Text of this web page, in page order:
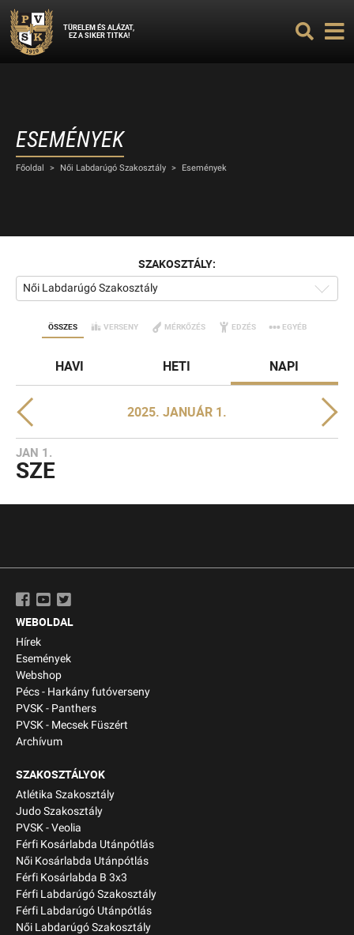
TÜRELEM ÉS ALÁZAT,
EZ A SIKER TITKA!
ESEMÉNYEK
Főoldal > Női Labdarúgó Szakosztály > Események
SZAKOSZTÁLY:
Női Labdarúgó Szakosztály
ÖSSZES VERSENY MÉRKŐZÉS EDZÉS EGYÉB
HAVI HETI NAPI
2025. JANUÁR 1.
JAN 1.
SZE
WEBOLDAL
Hírek
Események
Webshop
Pécs - Harkány futóverseny
PVSK - Panthers
PVSK - Mecsek Füszért
Archívum
SZAKOSZTÁLYOK
Atlétika Szakosztály
Judo Szakosztály
PVSK - Veolia
Férfi Kosárlabda Utánpótlás
Női Kosárlabda Utánpótlás
Férfi Kosárlabda B 3x3
Férfi Labdarúgó Szakosztály
Férfi Labdarúgó Utánpótlás
Női Labdarúgó Szakosztály